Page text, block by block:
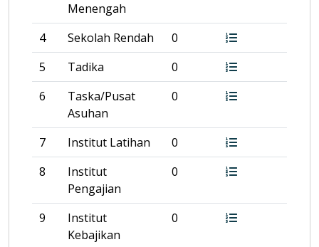
Menengah
4 Sekolah Rendah
0
5
Tadika
0
6
Taska/Pusat
Asuhan
0
7 Institut Latihan
0
8
Institut
Pengajian
0
9
Institut
Kebajikan
0